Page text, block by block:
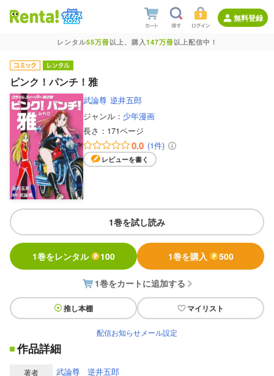
無料登録
レンタル55万冊以上、購入147万冊以上配信中！
ピンク！パンチ！雅
武論尊 逆井五郎
ジャンル： 少年漫画
長さ： 171ページ
0.0 (1件)
レビューを書く
1巻を試し読み
1巻をレンタル 100 1巻を購入 500
1巻をカートに追加する
推し本棚 マイリスト
配信お知らせメール設定
作品詳細
著者 武論尊 逆井五郎